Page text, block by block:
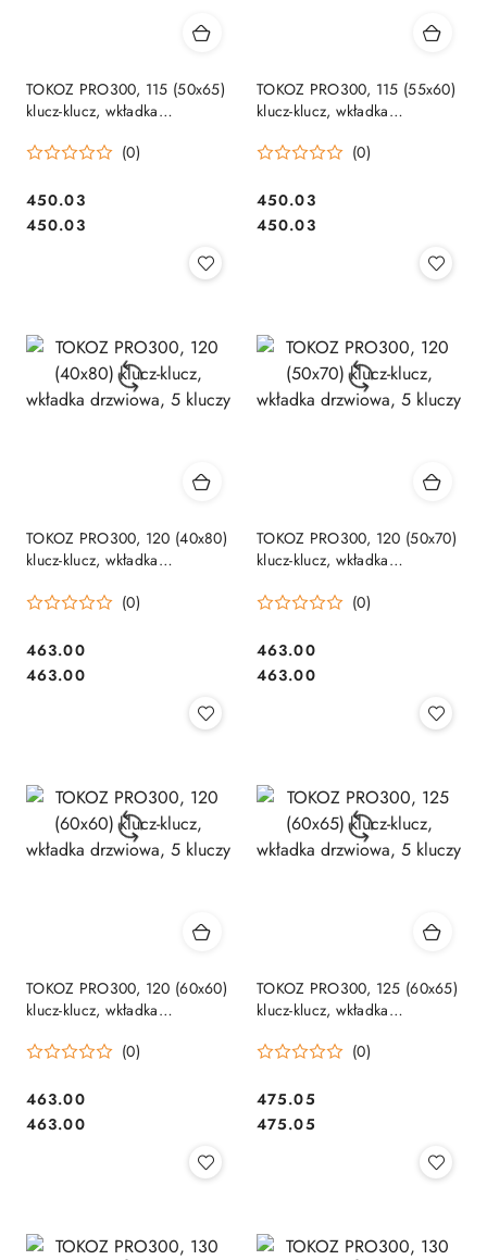
TOKOZ PRO300, 115 (50x65)
klucz-klucz, wkładka
(0)
Cena:
450.03
Cena:
450.03
TOKOZ PRO300, 115 (55x60)
klucz-klucz, wkładka
(0)
Cena:
450.03
Cena:
450.03
TOKOZ PRO300, 120 (40x80)
klucz-klucz, wkładka
(0)
Cena:
463.00
Cena:
463.00
TOKOZ PRO300, 120 (50x70)
klucz-klucz, wkładka
(0)
Cena:
463.00
Cena:
463.00
TOKOZ PRO300, 120 (60x60)
klucz-klucz, wkładka
(0)
Cena:
463.00
Cena:
463.00
TOKOZ PRO300, 125 (60x65)
klucz-klucz, wkładka
(0)
Cena:
475.05
Cena:
475.05